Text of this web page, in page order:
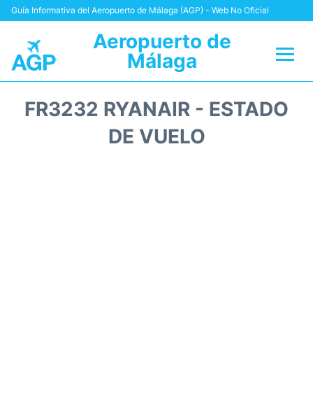
Guía Informativa del Aeropuerto de Málaga (AGP) - Web No Oficial
Aeropuerto de
Málaga
FR3232 RYANAIR - ESTADO
DE VUELO